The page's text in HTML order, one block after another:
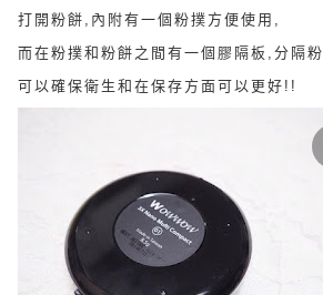
打開粉餅,內附有一個粉撲方便使用,
而在粉撲和粉餅之間有一個膠隔板,分 隔
可以確保衛生和在保存方面可以更好!!